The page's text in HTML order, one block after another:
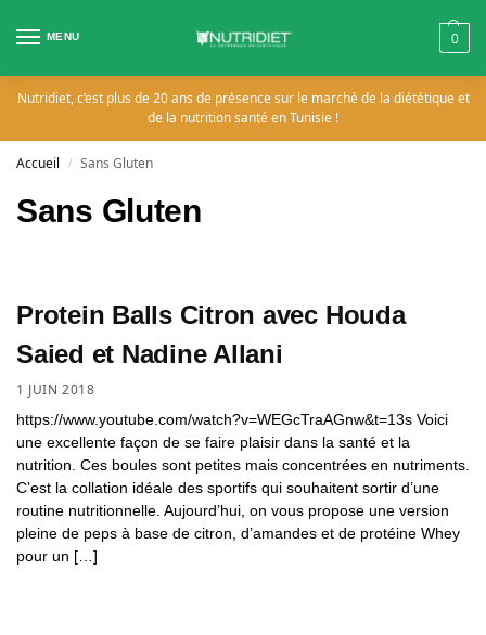
MENU 0
Nutridiet, c’est plus de 20 ans de présence sur le marché de la diététique et
de la nutrition santé en Tunisie !
Accueil / Sans Gluten
Sans Gluten
Protein Balls Citron avec Houda
Saied et Nadine Allani
1 JUIN 2018
https://www.youtube.com/watch?v=WEGcTraAGnw&t=13s Voici
une excellente façon de se faire plaisir dans la santé et la
nutrition. Ces boules sont petites mais concentrées en nutriments.
C’est la collation idéale des sportifs qui souhaitent sortir d’une
routine nutritionnelle. Aujourd’hui, on vous propose une version
pleine de peps à base de citron, d’amandes et de protéine Whey
pour un […]